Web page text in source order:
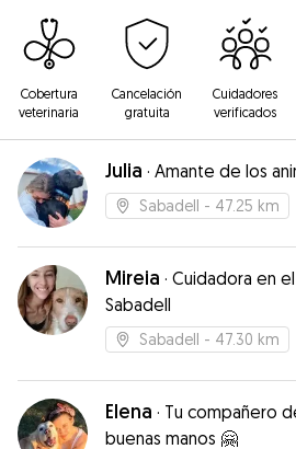
Cobertura
veterinaria
Cancelación
gratuita
Cuidadores
verificados
Julia · Amante de los
Sabadell - 47.25 km
Mireia · Cuidadora en
Sabadell
Sabadell - 47.30 km
Elena · Tu compañero
buenas manos 🤗